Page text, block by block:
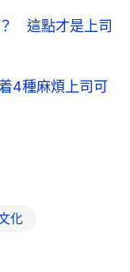
這點才是上司
4種麻煩上司可
化